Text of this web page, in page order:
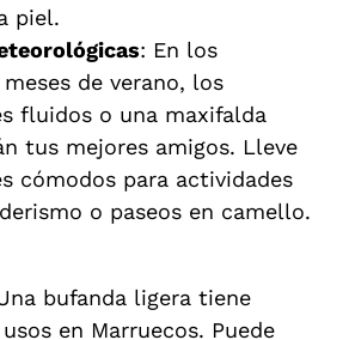
piel.
: En los
de verano, los
fluidos o una maxifalda
tus mejores amigos. Lleve
cómodos para actividades
o paseos en camello.
bufanda ligera tiene
en Marruecos. Puede